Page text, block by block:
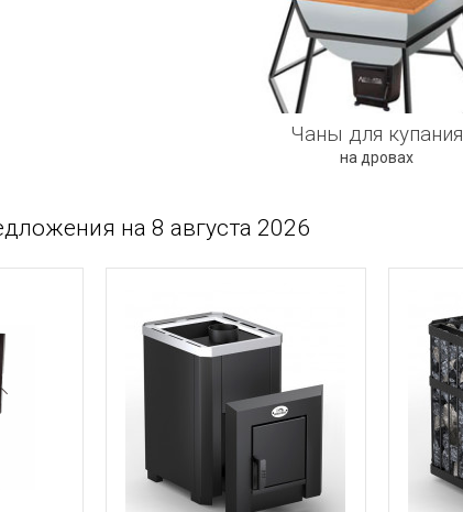
Чаны для купания
на дровах
на 8 августа 2026